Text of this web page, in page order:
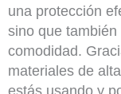
una protección
sino que
comodidad.
materiales de
estás usando y